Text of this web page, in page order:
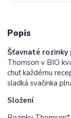
Popis
Šťavnaté
Thomson v BIO
chuť každému
sladká svačinka
Složení